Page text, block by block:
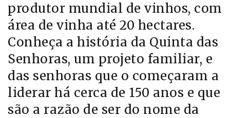
produtor mundial de vinhos, com
área de vinha até 20 hectares.
Conheça a história da Quinta das
Senhoras, um projeto familiar, e
das senhoras que o começaram a
liderar há cerca de 150 anos e que
são a razão de ser do nome da